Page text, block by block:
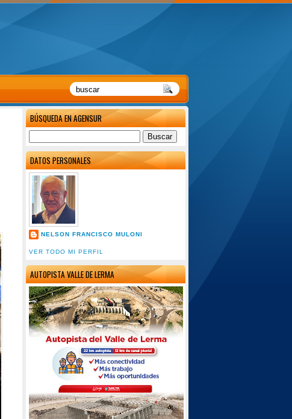
BÚSQUEDA EN AGENSUR
DATOS PERSONALES
NELSON FRANCISCO MULONI
VER TODO MI PERFIL
AUTOPISTA VALLE DE LERMA